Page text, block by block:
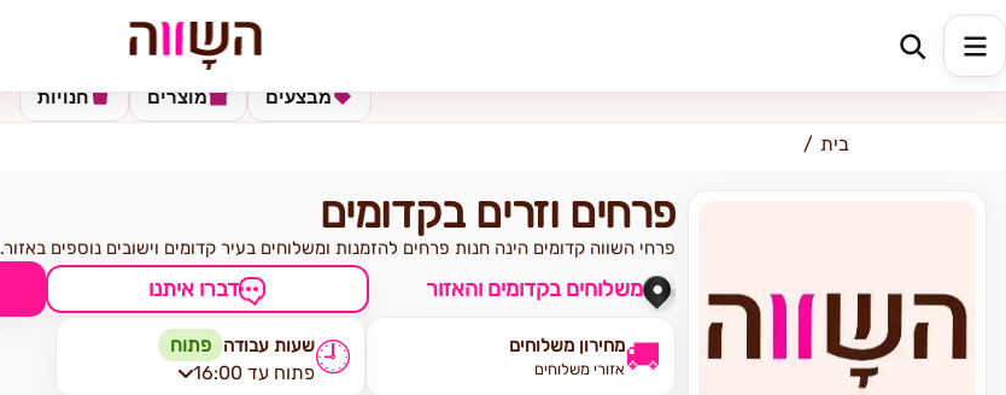
כתובת למשלוח
חנויות מוצרים מבצעים
בית
פרחים וזרים בקדומים
פרחי השווה קדומים הינה חנות פרחים להזמנות ומשלוחים בעיר קדומים וישובים נוספים באזור.
משלוחים בקדומים והאזור דברו איתנו
מחירון משלוחים
אזורי משלוחים🚚 שעות עבודה
פתוח
פתוח עד 16:00🕘